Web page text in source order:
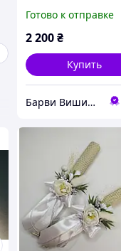
вышитое полотенце
Готово к отправке
2 200₴
Купить
Барви Вишивки